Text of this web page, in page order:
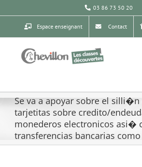
au
03 86 73 50 20
Espace enseignant Contact
Se va a apoyar sobre el
tarjetitas sobre credito/
monederos electronicos asi�
transferencias bancarias